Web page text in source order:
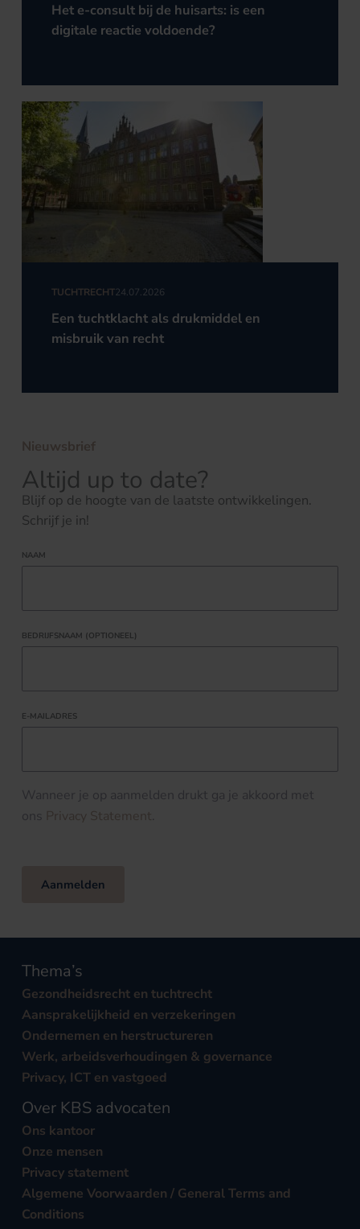
Het e-consult bij de huisarts: is een
digitale reactie voldoende?
TUCHTRECHT24.07.2026
Een tuchtklacht als drukmiddel en
misbruik van recht
Nieuwsbrief
Altijd up to date?
Blijf op de hoogte van de laatste ontwikkelingen.
Schrijf je in!
NAAM
BEDRIJFSNAAM (OPTIONEEL)
E-MAILADRES
Wanneer je op aanmelden drukt ga je akkoord met
ons Privacy Statement.
Aanmelden
Thema’s
Gezondheidsrecht en tuchtrecht
Aansprakelijkheid en verzekeringen
Ondernemen en herstructureren
Werk, arbeidsverhoudingen & governance
Privacy, ICT en vastgoed
Over KBS advocaten
Ons kantoor
Onze mensen
Privacy statement
Algemene Voorwaarden / General Terms and
Conditions